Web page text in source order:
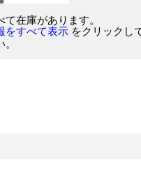
て在庫があります。
をすべて表示 をクリックし